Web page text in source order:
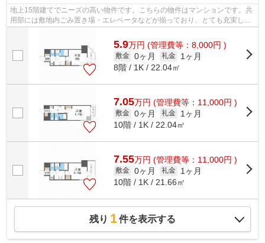
地上15階建てでニーズの高い物件です。こちらの物件はマンションです。共
用部には敷地内ごみ置き場・エレベータなどが揃っており、とても充実して
5.9万円 (管理費等：8,000円 )
敷金 0ヶ月 礼金
1ヶ月
8階 / 1K / 22.04㎡
7.05万円 (管理費等：11,000円 )
敷金 0ヶ月 礼金
1ヶ月
10階 / 1K / 22.04㎡
7.55万円 (管理費等：11,000円 )
敷金 0ヶ月 礼金
1ヶ月
10階 / 1K / 21.66㎡
残り 1件を表示する